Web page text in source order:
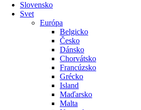
Slovensko
Svet
Európa
Belgicko
Česko
Dánsko
Chorvátsko
Francúzsko
Grécko
Island
Maďarsko
Malta